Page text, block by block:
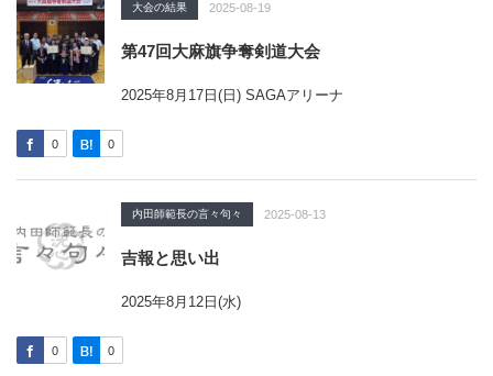
大会の結果 2025-08-19
第47回大麻旗争奪剣道大会
2025年8月17日(日) SAGAアリーナ
0 0
内田師範長の言々句々 2025-08-13
吉報と思い出
2025年8月12日(水)
0 0